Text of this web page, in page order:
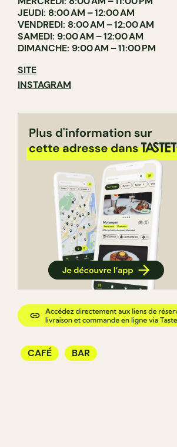
JEUDI: 8:00 AM – 12:00 AM
VENDREDI: 8:00 AM – 12:00 AM
SAMEDI: 9:00 AM – 12:00 AM
DIMANCHE: 9:00 AM – 11:00 PM
SITE
INSTAGRAM
CAFÉ BAR